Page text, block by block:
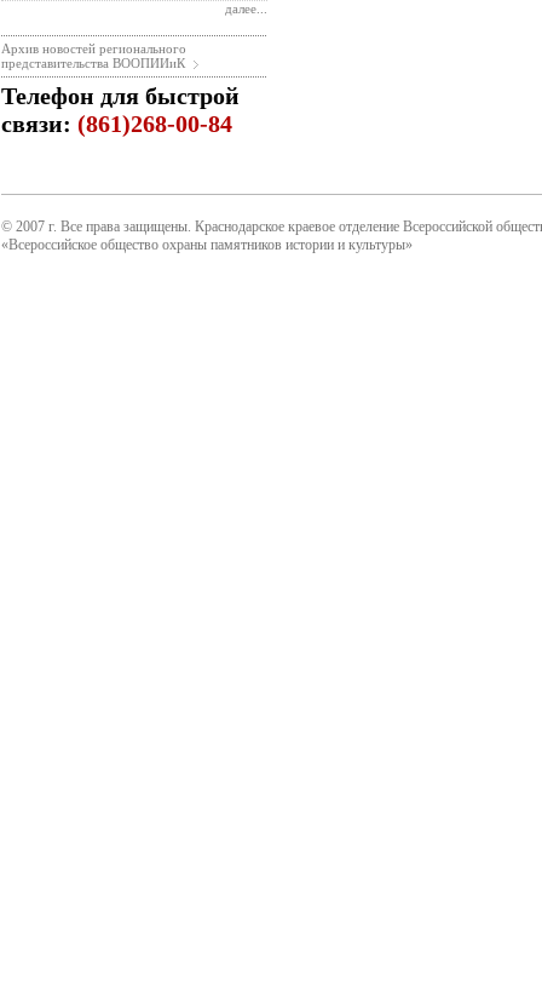
далее...
Архив новостей регионального
представительства ВООПИИиК
Телефон для быстрой
связи: (861)268-00-84
© 2007 г. Все права защищены. Краснодарское краевое отделение Всероссийской
«Всероссийское общество охраны памятников истории и культуры»